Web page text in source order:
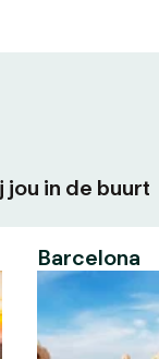
jou in de buurt
Barcelona